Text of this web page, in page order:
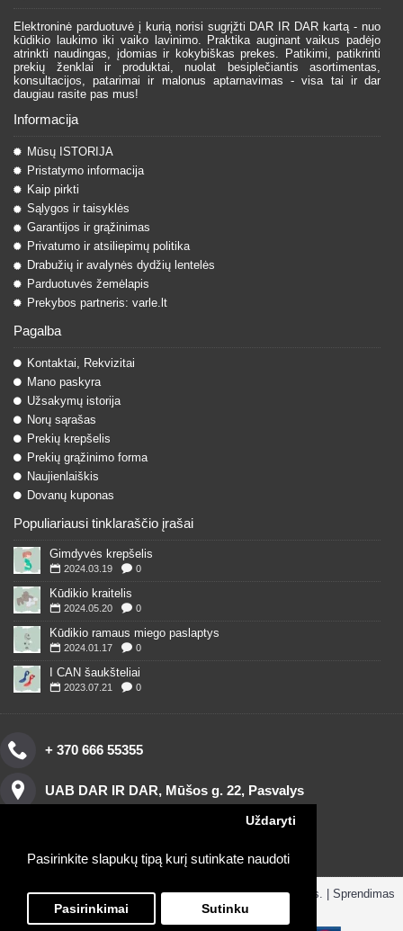
Pasirinkite slapukų tipą kurį sutinkate naudoti
Uždaryti
Pasirinkimai Sutinku
Elektroninė parduotuvė į kurią norisi sugrįžti DAR IR DAR kartą - nuo
kūdikio laukimo iki vaiko lavinimo. Praktika auginant vaikus padėjo
atrinkti naudingas, įdomias ir kokybiškas prekes. Patikimi, patikrinti
prekių ženklai ir produktai, nuolat besiplečiantis asortimentas,
konsultacijos, patarimai ir malonus aptarnavimas - visa tai ir dar
daugiau rasite pas mus!
Informacija
Mūsų ISTORIJA
Pristatymo informacija
Kaip pirkti
Sąlygos ir taisyklės
Garantijos ir grąžinimas
Privatumo ir atsiliepimų politika
Drabužių ir avalynės dydžių lentelės
Parduotuvės žemėlapis
Prekybos partneris: varle.lt
Pagalba
Kontaktai, Rekvizitai
Mano paskyra
Užsakymų istorija
Norų sąrašas
Prekių krepšelis
Prekių grąžinimo forma
Naujienlaiškis
Dovanų kuponas
Populiariausi tinklaraščio įrašai
Gimdyvės krepšelis
2024.03.19 0
Kūdikio kraitelis
2024.05.20 0
Kūdikio ramaus miego paslaptys
2024.01.17 0
I CAN šaukšteliai
2023.07.21 0
+ 370 666 55355
UAB DAR IR DAR, Mūšos g. 22, Pasvalys
Copyright © 2016, www.darirdar.lt visos teisės saugomos. | Sprendimas
ParduotuvesNuoma.lt